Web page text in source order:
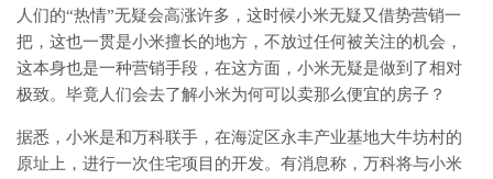
人们的“热情”无疑会高涨许多，这时候小米无疑又借势营销一
把，这也一贯是小米擅长的地方，不放过任何被关注的机会，
这本身也是一种营销手段，在这方面，小米无疑是做到了相对
极致。毕竟人们会去了解小米为何可以卖那么便宜的房子？
据悉，小米是和万科联手，在海淀区永丰产业基地大牛坊村的
原址上，进行一次住宅项目的开发。有消息称，万科将与小米